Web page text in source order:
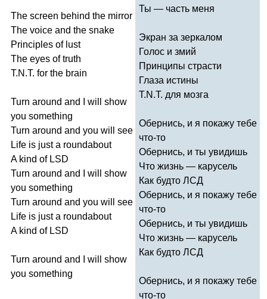
The screen behind the mirror
The voice and the snake
Principles of lust
The eyes of truth
T.N .T. for the brain
Turn around and will
show
you something
Turn around and you will
see
Life is just a roundabout
A kind of LSD
Turn around and will
show
you something
Turn around and you will
see
Life is just a roundabout
A kind of LSD
Turn around and will
show
you something
Ты — часть меня
Экран за зеркалом
Голос и змий
Принципы страсти
Глаза истины
T.N .T. для мозга
Обернись, и я покажу тебе
что-то
Обернись, и ты увидишь
Что жизнь — карусель
Как будто ЛСД
Обернись, и я покажу тебе
что-то
Обернись, и ты увидишь
Что жизнь — карусель
Как будто ЛСД
Обернись, и я покажу тебе
что-то